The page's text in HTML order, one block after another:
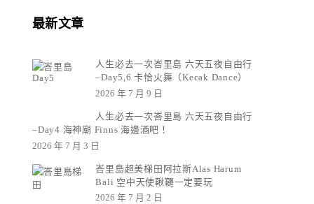
最新文章
人生必去一次峇里島 六天五夜自由行
–Day5,6 卡恰火舞（Kecak Dance）
2026 年 7 月 9 日
人生必去一次峇里島 六天五夜自由行
–Day4 海神廟 Finns 海邊酒吧！
2026 年 7 月 3 日
峇里島超美梯田阿拉斯Alas Harum
Bali 空中天使鞦韆一定要玩
2026 年 7 月 2 日